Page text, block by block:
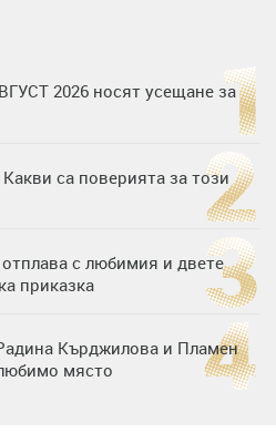
2026 носят усещане за
са поверията за този
с любимия и двете
приказка
Кърджилова и Пламен
място